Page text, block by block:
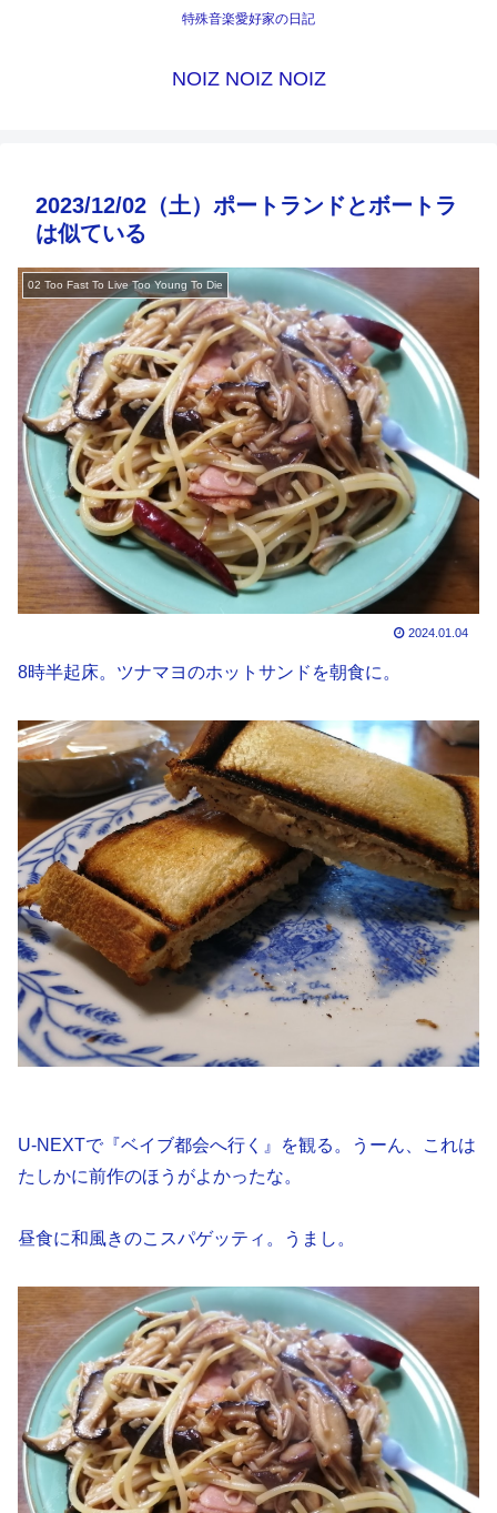
特殊音楽愛好家の日記
NOIZ NOIZ NOIZ
2023/12/02（土）ポートランドとボートラ
は似ている
02 Too Fast To Live Too Young To Die
2024.01.04
8時半起床。ツナマヨのホットサンドを朝食に。
U-NEXTで『ベイブ都会へ行く』を観る。うーん、これは
たしかに前作のほうがよかったな。
昼食に和風きのこスパゲッティ。うまし。